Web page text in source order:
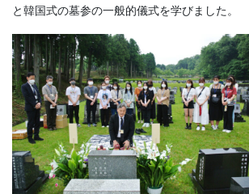
と韓国式の墓参の一般的儀式を学びました。